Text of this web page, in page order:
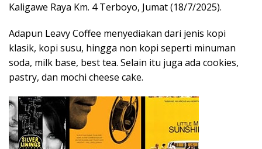
Kaligawe Raya Km. 4 Terboyo, Jumat (18/7/2025).
Adapun Leavy Coffee menyediakan dari jenis kopi
klasik, kopi susu, hingga non kopi seperti minuman
soda, milk base, best tea. Selain itu juga ada cookies,
pastry, dan mochi cheese cake.